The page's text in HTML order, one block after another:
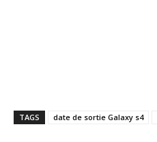
TAGS date de sortie Galaxy s4